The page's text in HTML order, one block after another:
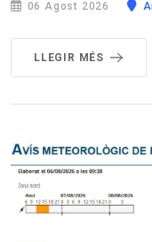
06 Agost 2026
LLEGIR MÉS